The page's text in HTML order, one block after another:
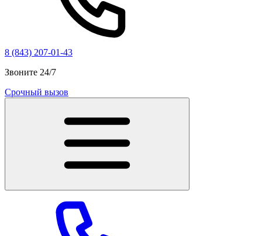
8 (843) 207-01-43
Звоните 24/7
Срочный вызов